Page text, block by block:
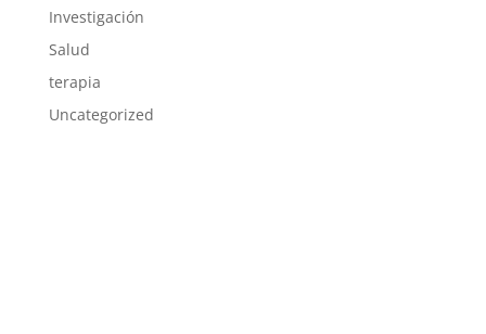
Investigación
Salud
terapia
Uncategorized